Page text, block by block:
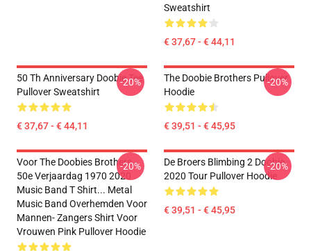
Sweatshirt
€ 37,67 - € 44,11
50 Th Anniversary Doobie Tee
Pullover Sweatshirt
€ 37,67 - € 44,11
-20%
The Doobie Brothers Pullover
Hoodie
€ 39,51 - € 45,95
-20%
Voor The Doobies Brothers
50e Verjaardag 1970 2020
Music Band T Shirt... Metal
Music Band Overhemden Voor
Mannen- Zangers Shirt Voor
Vrouwen Pink Pullover Hoodie
-20%
De Broers Blimbing 2 Doobie
2020 Tour Pullover Hoodie
€ 39,51 - € 45,95
-20%